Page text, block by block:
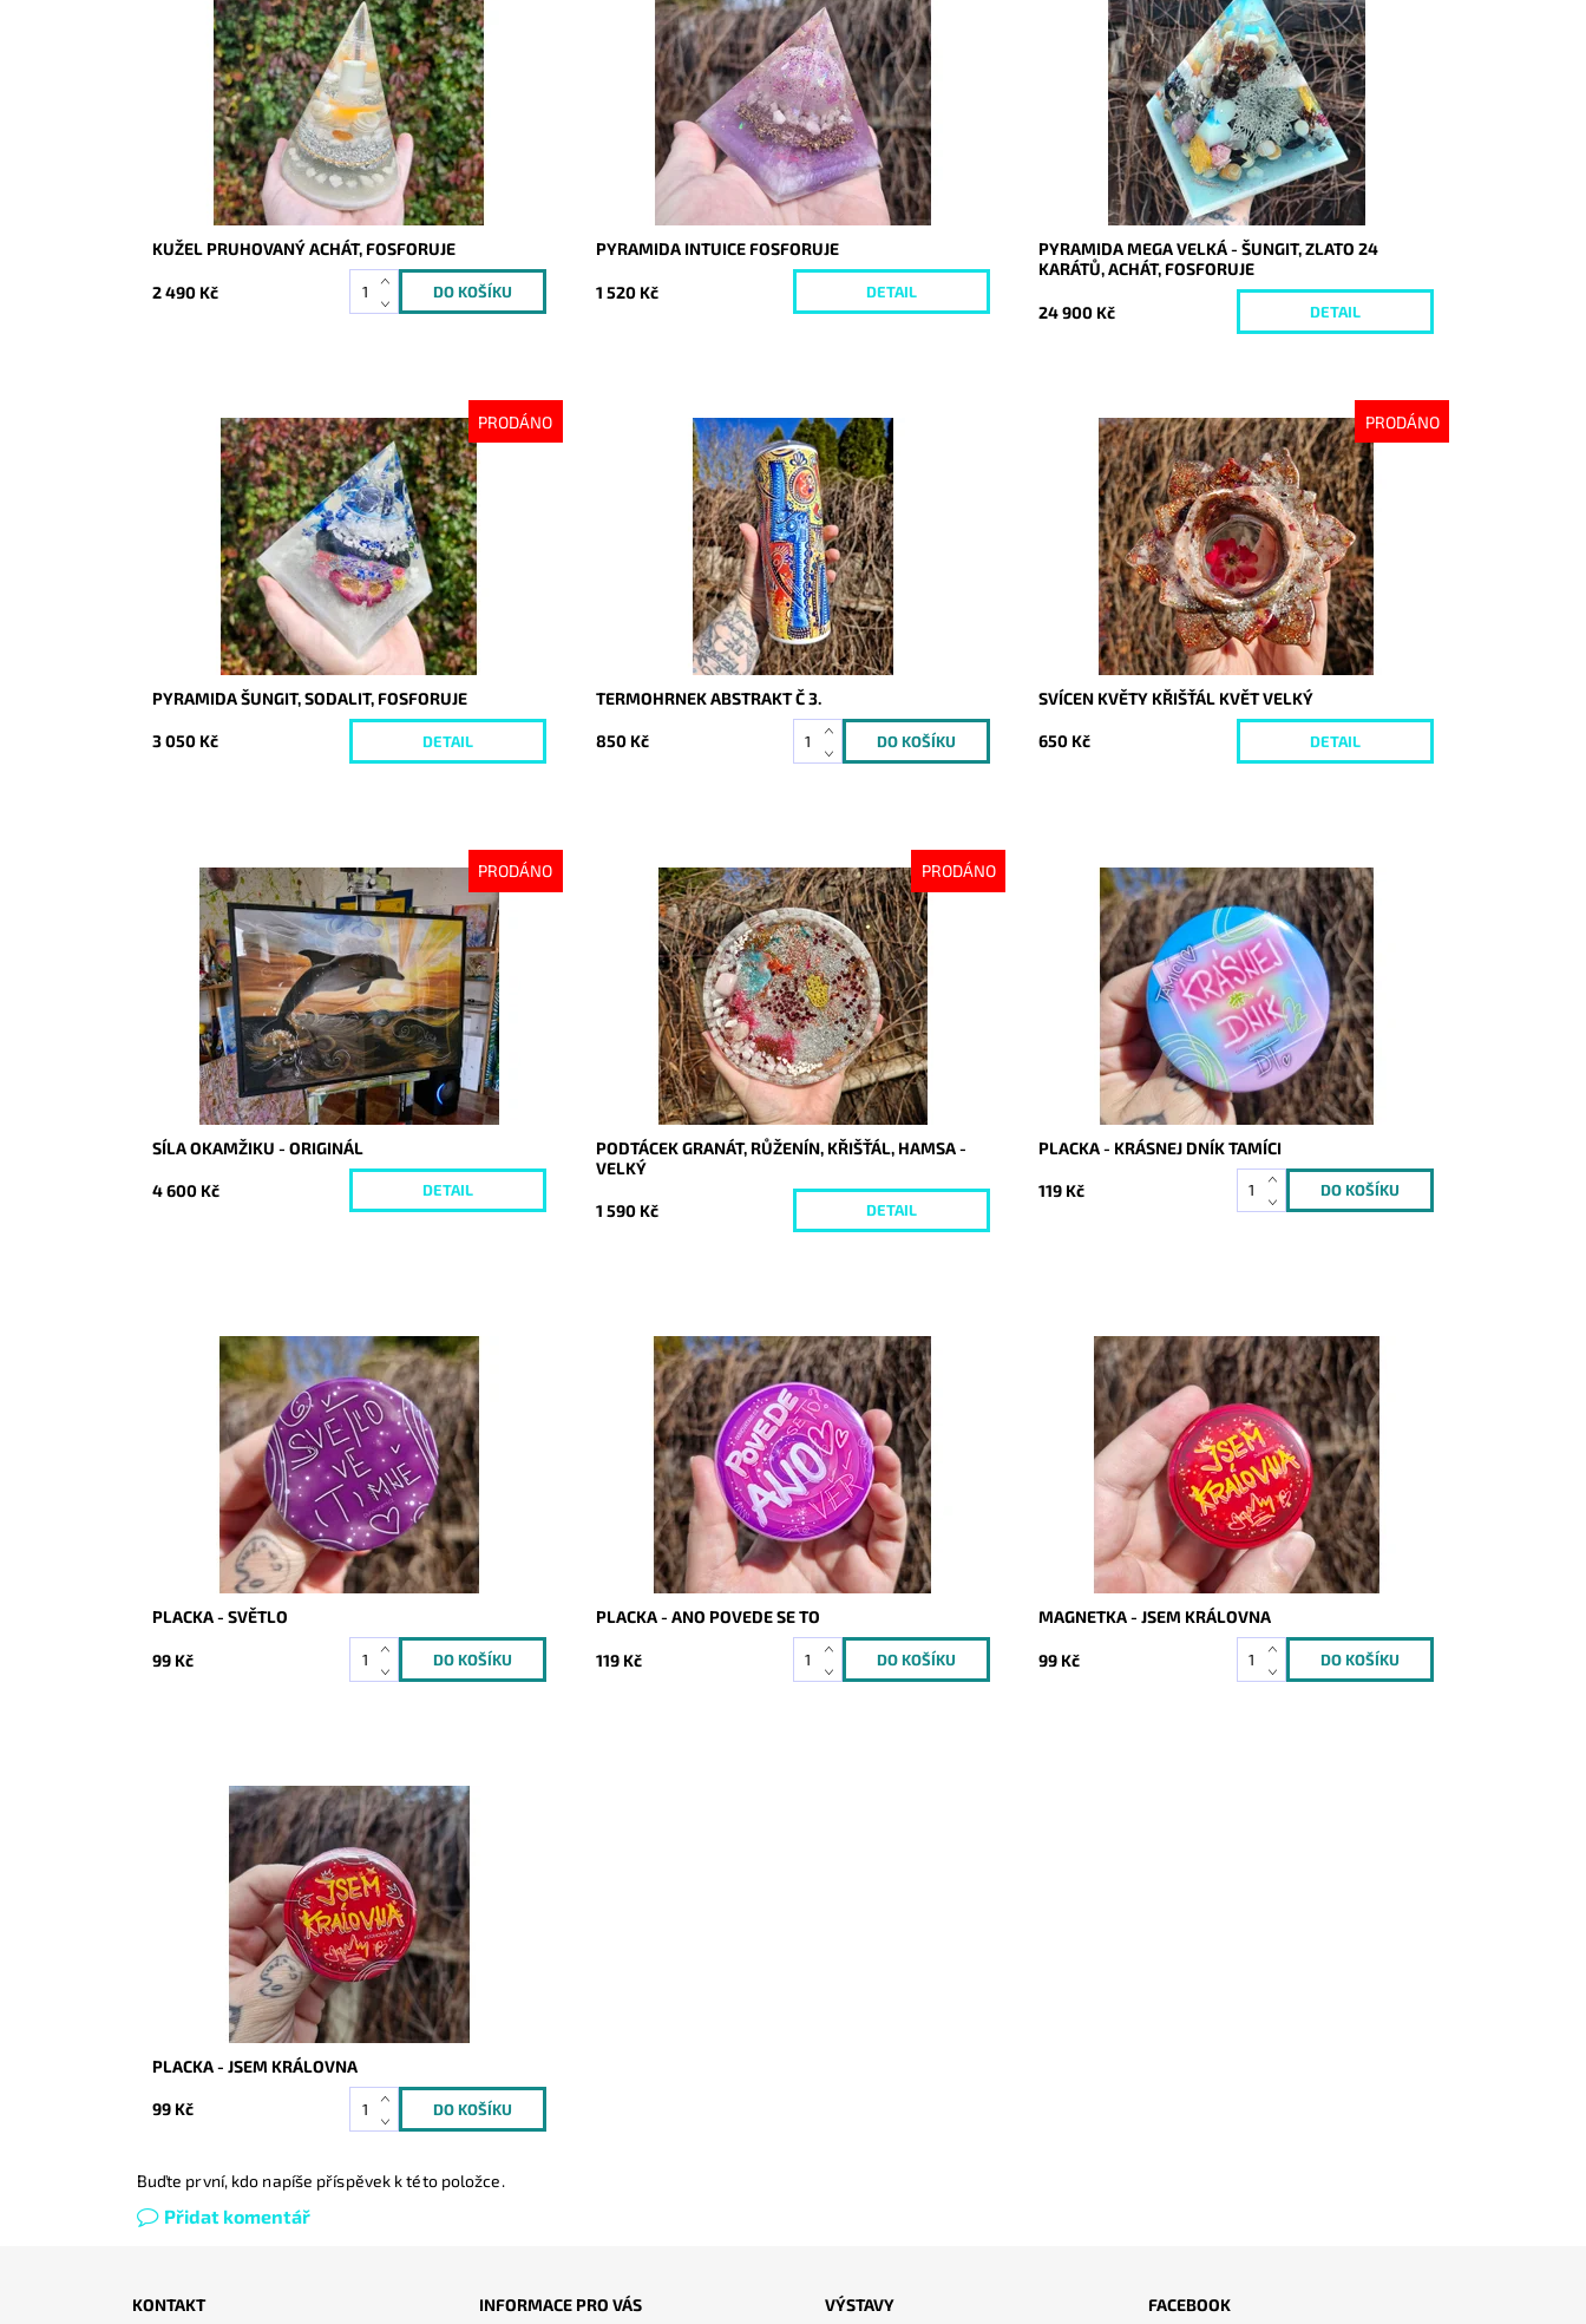
Dostupnost:
Skladem
9960
KUŽEL PRUHOVANÝ ACHÁT, FOSFORUJE
2 490 Kč
Dostupnost:
Vyprodáno
10117
PYRAMIDA INTUICE FOSFORUJE
1 520 Kč DETAIL
Dostupnost:
Vyprodáno
8363
PYRAMIDA MEGA VELKÁ - ŠUNGIT, ZLATO 24
KARÁTŮ, ACHÁT, FOSFORUJE
24 900 Kč DETAIL
PRODÁNO
Dostupnost:
Vyprodáno
9958
PYRAMIDA ŠUNGIT, SODALIT, FOSFORUJE
3 050 Kč DETAIL
Skladem
10133
TERMOHRNEK ABSTRAKT Č 3.
850 Kč
PRODÁNO
Dostupnost:
Vyprodáno
9990
SVÍCEN KVĚTY KŘIŠŤÁL KVĚT VELKÝ
650 Kč DETAIL
PRODÁNO
Dostupnost:
Vyprodáno
10073
SÍLA OKAMŽIKU - ORIGINÁL
4 600 Kč DETAIL
PRODÁNO
Dostupnost:
Vyprodáno
10135
PODTÁCEK GRANÁT, RŮŽENÍN, KŘIŠŤÁL, HAMSA -
VELKÝ
1 590 Kč DETAIL
Dostupnost:
Skladem
10146
PLACKA - KRÁSNEJ DNÍK TAMÍCI
119 Kč
Dostupnost:
Skladem
10147
PLACKA - SVĚTLO
99 Kč
Dostupnost:
Skladem
10148
PLACKA - ANO POVEDE SE TO
119 Kč
Dostupnost:
Skladem
10149
MAGNETKA - JSEM KRÁLOVNA
99 Kč
Dostupnost:
Skladem
10150
PLACKA - JSEM KRÁLOVNA
99 Kč
Buďte první, kdo napíše příspěvek k této položce.
Přidat komentář
KONTAKT
INFORMACE PRO VÁS
VÝSTAVY
FACEBOOK